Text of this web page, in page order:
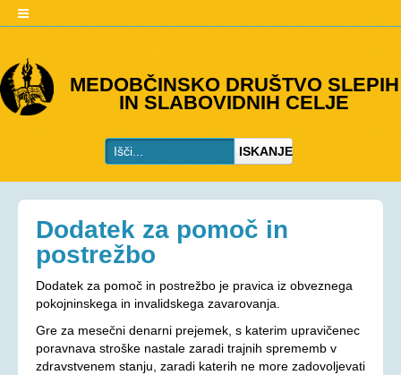
MEDOBČINSKO DRUŠTVO SLEPIH
IN SLABOVIDNIH CELJE
ISKANJE
O DRUŠTVU
Predstavitev
Organi društva
PROGRAMI
Ohranjevanje zdravja
Bivalna skupnost
Osebna asistenca
Dodatek za pomoč in
postrežbo
Dodatek za pomoč in postrežbo je pravica iz obveznega
pokojninskega in invalidskega zavarovanja.
Gre za mesečni denarni prejemek, s katerim upravičenec
poravnava stroške nastale zaradi trajnih sprememb v
zdravstvenem stanju, zaradi katerih ne more zadovoljevati